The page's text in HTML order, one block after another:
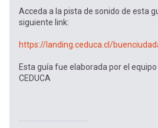
Acceda a la pista de sonido de esta
siguiente link:
https://landing.ceduca.cl/
Esta guía fue elaborada por el
CEDUCA